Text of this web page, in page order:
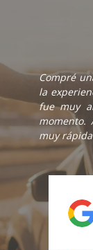
Compré
la
fue muy
momento.
muy